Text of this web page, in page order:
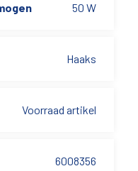
50 W
Haaks
Voorraad artikel
6008356